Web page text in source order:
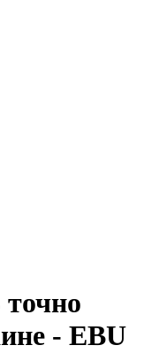
- EBU